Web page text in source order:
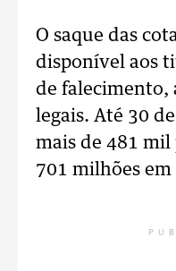
O saque das
disponível aos
de falecimento,
legais. Até 30
mais de 481 mil
701 milhões em